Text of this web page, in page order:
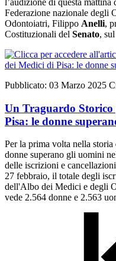
l’audizione di questa mattina
Federazione nazionale degli
Odontoiatri, Filippo Anelli,
Costituzionali del Senato,
Pubblicato: 03 Marzo 2025
Un Traguardo
Pisa: le donne
Per la prima volta nella
donne superano gli uomini
delle iscrizioni e
27 febbraio, il totale degli
dell'Albo dei Medici e degli
vede 2.564 donne e 2.563